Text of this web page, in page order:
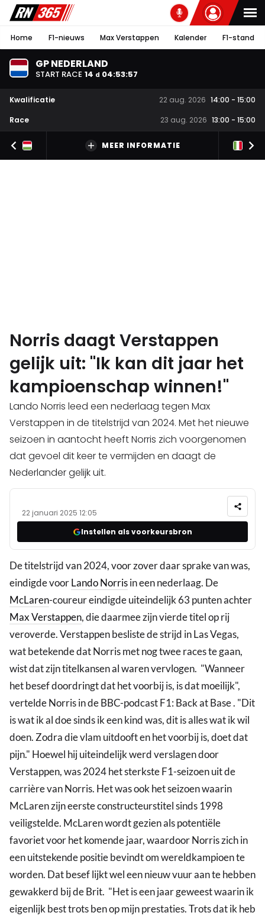
Home F1-nieuws Max Verstappen Kalender F1-stand
GP NEDERLAND
START RACE 14 d 04:53:56
Kwalificatie 22 aug. 2026 14:00 - 15:00
Race
23 aug. 2026 13:00 - 15:00
MEER INFORMATIE
Norris daagt Verstappen
gelijk uit: "Ik kan dit jaar het
kampioenschap winnen!"
Lando Norris leed een nederlaag tegen Max
Verstappen in de titelstrijd van 2024. Met het nieuwe
seizoen in aantocht heeft Norris zich voorgenomen
dat gevoel dit keer te vermijden en daagt de
Nederlander gelijk uit.
22 januari 2025 12:05
Instellen als voorkeursbron
De titelstrijd van 2024, voor zover daar sprake van was,
eindigde voorLando Norrisin een nederlaag. De
McLaren-coureur eindigde uiteindelijk 63 punten achter
Max Verstappen, die daarmee zijn vierde titel op rij
veroverde. Verstappen besliste de strijd in Las Vegas,
wat betekende dat Norris met nog twee races te gaan,
wist dat zijn titelkansen al waren vervlogen. "Wanneer
het besef doordringt dat het voorbij is, is dat moeilijk",
vertelde Norris in de BBC-podcast F1: Back at Base . "Dit
is wat ik al doe sinds ik een kind was, dit is alles wat ik wil
doen. Zodra die vlam uitdooft en het voorbij is, doet dat
pijn." Hoewel hij uiteindelijk werd verslagen door
Verstappen, was 2024 het sterkste F1-seizoen uit de
carrière van Norris. Het was ook het seizoen waarin
McLaren zijn eerste constructeurstitel sinds 1998
veiligstelde. McLaren wordt gezien als potentiële
favoriet voor het komende jaar, waardoor Norris zich in
een uitstekende positie bevindt om wereldkampioen te
worden. Dat besef lijkt wel een nieuw vuur aan te hebben
gewakkerd bij de Brit. "Het is een jaar geweest waarin ik
eigenlijk best trots ben op mijn prestaties. Trots dat ik heb